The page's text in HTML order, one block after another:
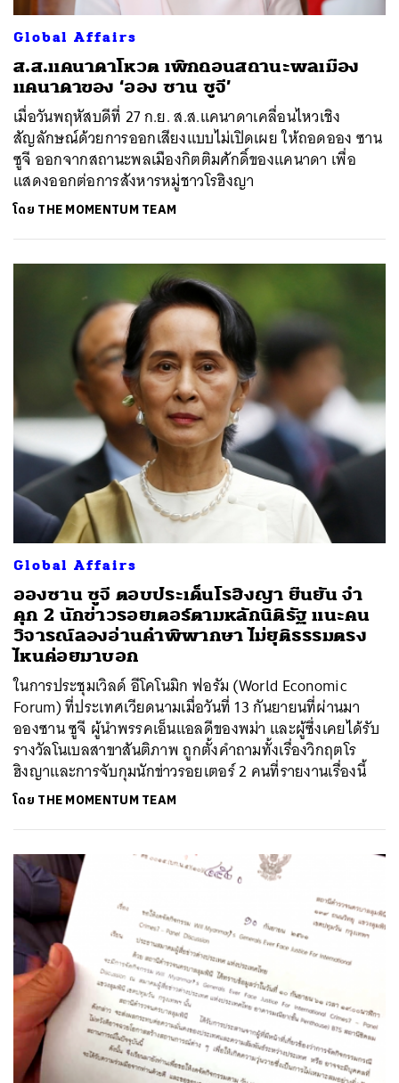
Global Affairs
ส.ส.แคนาดาโหวต เพิกถอนสถานะพลเมือง
แคนาดาของ ‘ออง ซาน ซูจี’
เมื่อวันพฤหัสบดีที่ 27 ก.ย. ส.ส.แคนาดาเคลื่อนไหวเชิง
สัญลักษณ์ด้วยการออกเสียงแบบไม่เปิดเผย ให้ถอดออง ซาน
ซูจี ออกจากสถานะพลเมืองกิตติมศักดิ์ของแคนาดา เพื่อ
แสดงออกต่อการสังหารหมู่ชาวโรฮิงญา
โดย THE MOMENTUM TEAM
Global Affairs
อองซาน ซูจี ตอบประเด็นโรฮิงญา ยืนยัน จำ
คุก 2 นักข่าวรอยเตอร์ตามหลักนิติรัฐ แนะคน
วิจารณ์ลองอ่านคำพิพากษา ไม่ยุติธรรมตรง
ไหนค่อยมาบอก
ในการประชุมเวิลด์ อีโคโนมิก ฟอรัม (World Economic
Forum) ที่ประเทศเวียดนามเมื่อวันที่ 13 กันยายนที่ผ่านมา
อองซาน ซูจี ผู้นำพรรคเอ็นแอลดีของพม่า และผู้ซึ่งเคยได้รับ
รางวัลโนเบลสาขาสันติภาพ ถูกตั้งคำถามทั้งเรื่องวิกฤตโร
ฮิงญาและการจับกุมนักข่าวรอยเตอร์ 2 คนที่รายงานเรื่องนี้
โดย THE MOMENTUM TEAM